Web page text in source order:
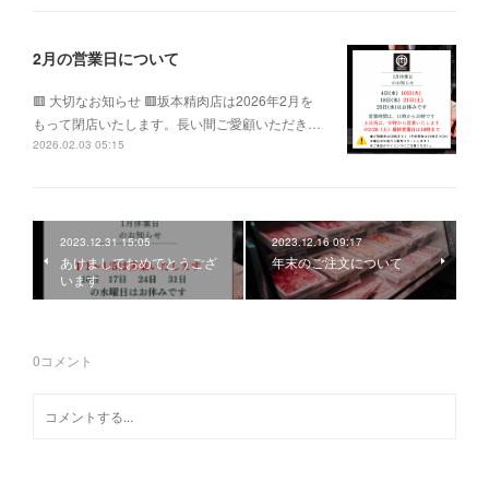
2月の営業日について
🟥 大切なお知らせ 🟥坂本精肉店は2026年2月を
もって閉店いたします。長い間ご愛顧いただき…
2026.02.03 05:15
2023.12.31 15:05
あけましておめでとうござ
います
2023.12.16 09:17
年末のご注文について
0コメント